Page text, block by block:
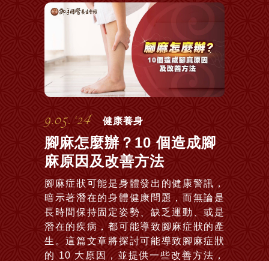
9.05. ‘24 健康養身
腳麻怎麼辦？10 個造成腳
麻原因及改善方法
腳麻症狀可能是身體發出的健康警訊，
暗示著潛在的身體健康問題，而無論是
長時間保持固定姿勢、缺乏運動、或是
潛在的疾病，都可能導致腳麻症狀的產
生。這篇文章將探討可能導致腳麻症狀
的 10 大原因，並提供一些改善方法，